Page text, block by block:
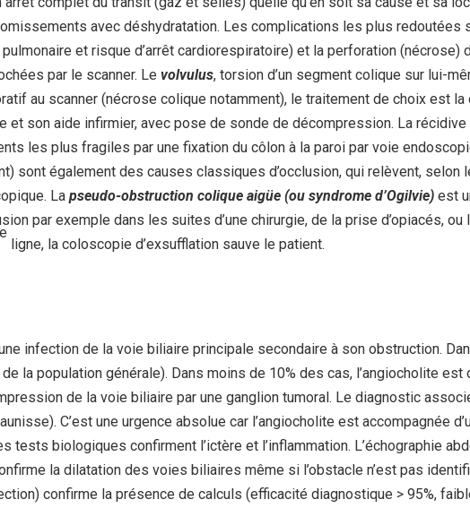
avec déshydratation. Les complications les plus
et risque d’arrêt cardiorespiratoire) et la perforation
par le scanner. Levolvulus, torsion d’un segment colique sur lui-
au scanner (nécrose colique notamment), le traitement de choix est
et son aide infirmier, avec pose de sonde de décompression. La
les plus fragiles par une fixation du côlon à la paroi par voie
sont également des causes classiques d’occlusion, qui relèvent, selon
Lapseudo-obstruction colique aigüe (ou syndrome d’Ogilvie) est
par exemple dans les suites d’une chirurgie, de la prise d’opiacés,
ligne, la coloscopie d’exsufflation sauve le patient.
infection de la voie biliaire principale secondaire à son obstruction.
la population générale). Dans moins de 10% des cas, l’angiocholite est
de la voie biliaire par une ganglion tumoral. Le diagnostic
C’est une urgence absolue car l’angiocholite est accompagnée
tests biologiques confirment l’ictère et l’inflammation. L’échographie
la dilatation des voies biliaires même si l’obstacle n’est pas
confirme la présence de calculs (efficacité diagnostique > 95%,